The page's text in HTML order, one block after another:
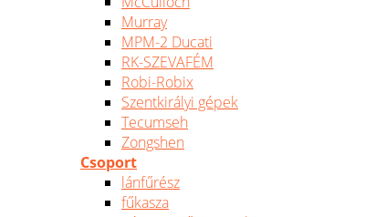
Murray
MPM-2 Ducati
RK-SZEVAFÉM
Robi-Robix
Szentkirályi gépek
Tecumseh
Zongshen
Csoport
lánfűrész
fűkasza